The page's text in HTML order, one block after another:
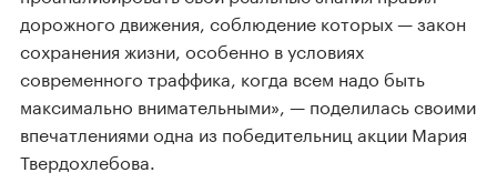
дорожного движения, соблюдение которых — закон
сохранения жизни, особенно в условиях
современного траффика, когда всем надо быть
максимально внимательными», — поделилась своими
впечатлениями одна из победительниц акции Мария
Твердохлебова.